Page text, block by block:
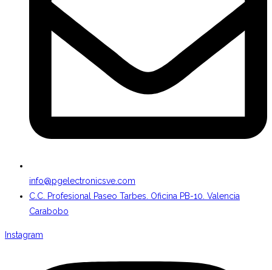
info@pgelectronicsve.com
C.C. Profesional Paseo Tarbes. Oficina PB-10. Valencia
Carabobo
Instagram